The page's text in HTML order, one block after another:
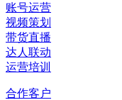
账号运营
视频策划
带货直播
达人联动
运营培训
合作客户